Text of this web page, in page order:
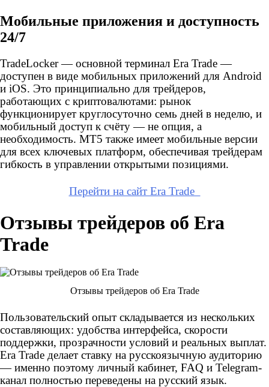
Мобильные приложения и доступность
24/7
TradeLocker — основной терминал Era Trade —
доступен в виде мобильных приложений для Android
и iOS. Это принципиально для трейдеров,
работающих с криптовалютами: рынок
функционирует круглосуточно семь дней в неделю, и
мобильный доступ к счёту — не опция, а
необходимость. MT5 также имеет мобильные версии
для всех ключевых платформ, обеспечивая трейдерам
гибкость в управлении открытыми позициями.
Перейти на сайт Era Trade
Отзывы трейдеров об Era
Trade
Отзывы трейдеров об Era Trade
Пользовательский опыт складывается из нескольких
составляющих: удобства интерфейса, скорости
поддержки, прозрачности условий и реальных выплат.
Era Trade делает ставку на русскоязычную аудиторию
— именно поэтому личный кабинет, FAQ и Telegram-
канал полностью переведены на русский язык.